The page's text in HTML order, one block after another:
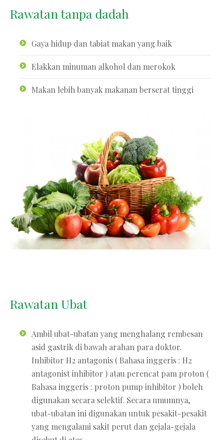
Rawatan tanpa dadah
Gaya hidup dan tabiat makan yang baik
Elakkan minuman alkohol dan merokok
Makan lebih banyak makanan berserat tinggi
Rawatan Ubat
Ambil ubat-ubatan yang menghalang rembesan
asid gastrik di bawah arahan para doktor.
Inhibitor H2 antagonis ( Bahasa inggeris : H2
antagonist inhibitor ) atau perencat pam proton (
Bahasa inggeris : proton pump inhibitor ) boleh
digunakan secara selektif. Secara umumnya,
ubat-ubatan ini digunakan untuk pesakit-pesakit
yang mengalami sakit perut dan gejala-gejala